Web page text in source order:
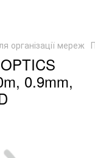
організації мереж
0.9mm,